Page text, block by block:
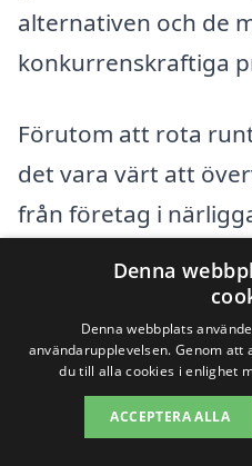
alternativen och de
konkurrenskraftiga
Förutom att rota
det vara värt att
från företag i
området, som kan
god service. Här är
kan hitta
Nacka
Denna
Denna webbplats
användarupplevelsen. Genom att
du till alla cookies i enlighet
ACCEPTERA ALLA